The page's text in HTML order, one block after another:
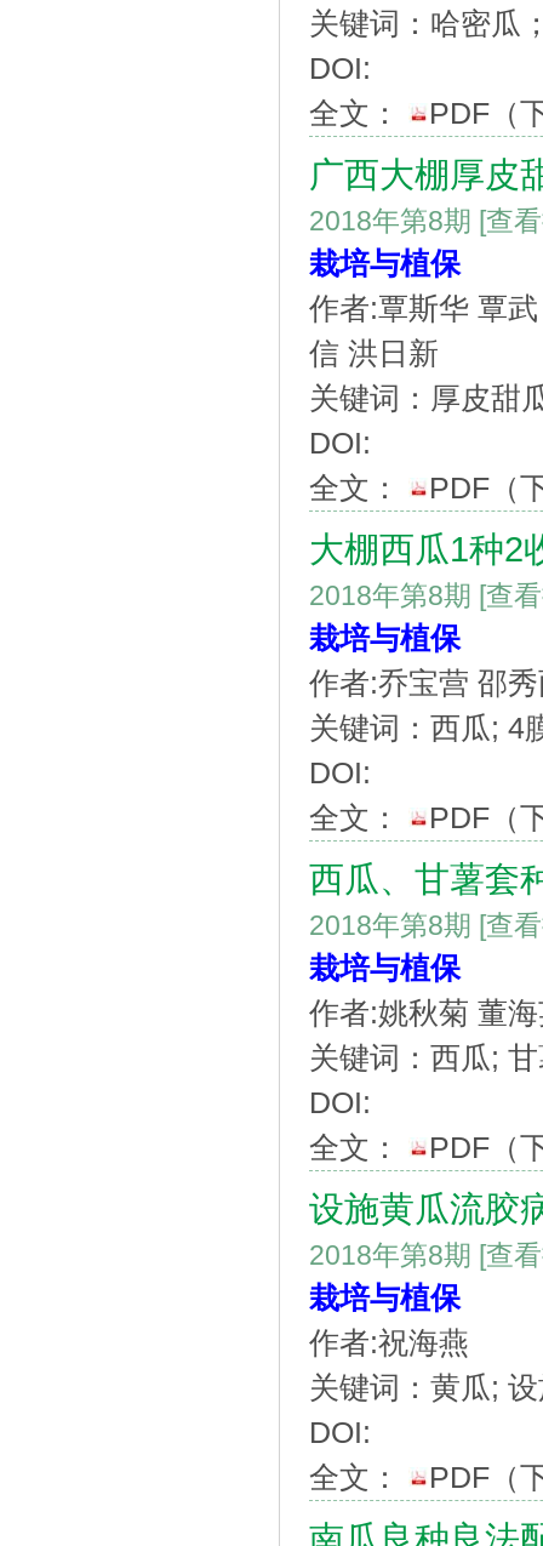
关键词：哈密瓜
DOI:
全文：
PDF （
广西大棚厚皮
2018年第8期 [查
栽培与植保
作者:覃斯华 覃
信 洪日新
关键词：厚皮甜
DOI:
全文：
PDF （
大棚西瓜1种2
2018年第8期 [查
栽培与植保
作者:乔宝营 邵
关键词：西瓜; 4
DOI:
全文：
PDF （
西瓜、甘薯套
2018年第8期 [查
栽培与植保
作者:姚秋菊 董
关键词：西瓜;
DOI:
全文：
PDF （
设施黄瓜流胶
2018年第8期 [查
栽培与植保
作者:祝海燕
关键词：黄瓜;
DOI:
全文：
PDF （